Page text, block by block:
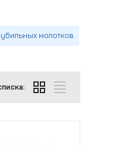
молотков